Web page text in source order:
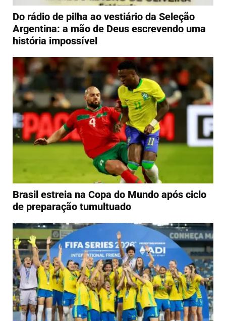
Do rádio de pilha ao vestiário da Seleção
Argentina: a mão de Deus escrevendo uma
história impossível
Brasil estreia na Copa do Mundo após ciclo
de preparação tumultuado